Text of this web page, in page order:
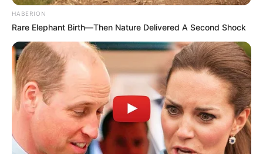
HABERION
Rare Elephant Birth—Then Nature Delivered A Second Shock